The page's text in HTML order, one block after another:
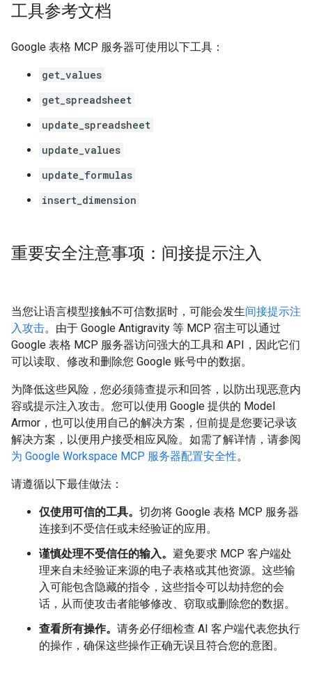
工具参考文档
Google 表格 MCP 服务器可使用以下工具：
get_values
get_spreadsheet
update_spreadsheet
update_values
update_formulas
insert_dimension
重要安全注意事项：间接提示注入
当您让语言模型接触不可信数据时，可能会发生间接提示注
入攻击。由于 Google Antigravity 等 MCP 宿主可以通过
Google 表格 MCP 服务器访问强大的工具和 API，因此它们
可以读取、修改和删除您 Google 账号中的数据。
为降低这些风险，您必须筛查提示和回答，以防出现恶意内
容或提示注入攻击。您可以使用 Google 提供的 Model
Armor，也可以使用自己的解决方案，但前提是您要记录该
解决方案，以便用户接受相应风险。如需了解详情，请参阅
为 Google Workspace MCP 服务器配置安全性。
请遵循以下最佳做法：
仅使用可信的工具。 切勿将 Google 表格 MCP 服务器
连接到不受信任或未经验证的应用。
谨慎处理不受信任的输入。 避免要求 MCP 客户端处
理来自未经验证来源的电子表格或其他资源。这些输
入可能包含隐藏的指令，这些指令可以劫持您的会
话，从而使攻击者能够修改、窃取或删除您的数据。
查看所有操作。 请务必仔细检查 AI 客户端代表您执行
的操作，确保这些操作正确无误且符合您的意图。